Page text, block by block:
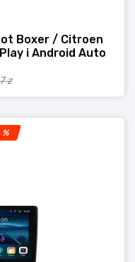
Boxer / Citroen
i Android Auto
z
%